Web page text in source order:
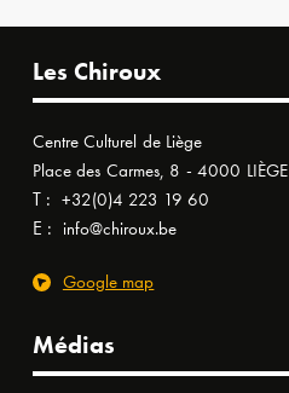
Les Chiroux
Centre Culturel de Liège
Place des Carmes, 8 - 4000 LIÈGE
T : +32(0)4 223 19 60
E : info@chiroux.be
Google map
Médias